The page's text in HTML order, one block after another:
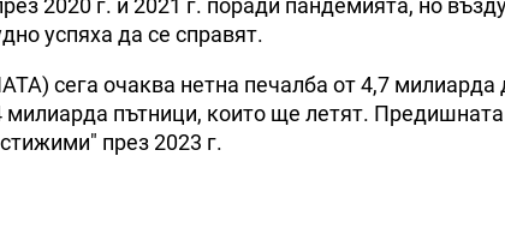
успяха да се справят.
сега очаква нетна печалба от 4,7 милиарда
милиарда пътници, които ще летят. Предишната
през 2023 г.